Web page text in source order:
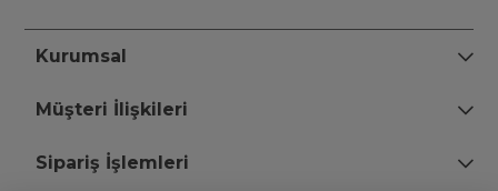
Kurumsal
Müşteri İlişkileri
Sipariş İşlemleri